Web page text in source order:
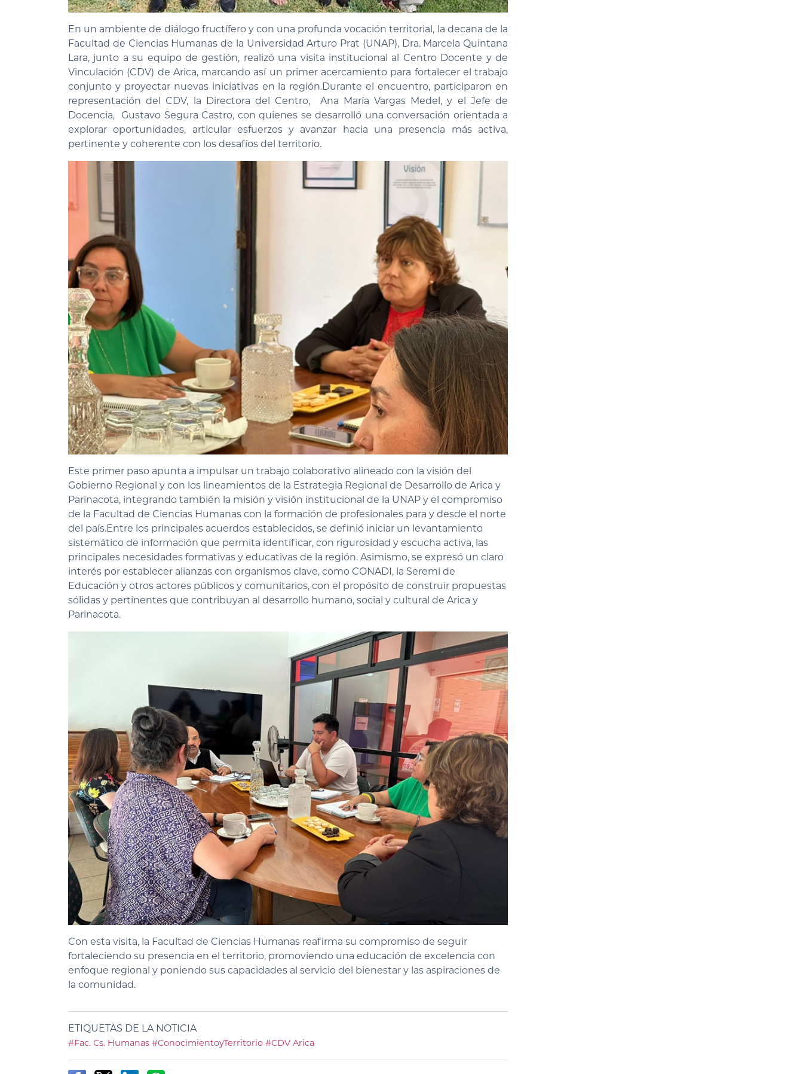
En un ambiente de diálogo fructífero y con una profunda vocación territorial, la decana de la
Facultad de Ciencias Humanas de la Universidad Arturo Prat (UNAP), Dra. Marcela Quintana
Lara, junto a su equipo de gestión, realizó una visita institucional al Centro Docente y de
Vinculación (CDV) de Arica, marcando así un primer acercamiento para fortalecer el trabajo
conjunto y proyectar nuevas iniciativas en la región.Durante el encuentro, participaron en
representación del CDV, la Directora del Centro, Ana María Vargas Medel, y el Jefe de
Docencia, Gustavo Segura Castro, con quienes se desarrolló una conversación orientada a
explorar oportunidades, articular esfuerzos y avanzar hacia una presencia más activa,
pertinente y coherente con los desafíos del territorio.
Este primer paso apunta a impulsar un trabajo colaborativo alineado con la visión del
Gobierno Regional y con los lineamientos de la Estrategia Regional de Desarrollo de Arica y
Parinacota, integrando también la misión y visión institucional de la UNAP y el compromiso
de la Facultad de Ciencias Humanas con la formación de profesionales para y desde el norte
del país.Entre los principales acuerdos establecidos, se definió iniciar un levantamiento
sistemático de información que permita identificar, con rigurosidad y escucha activa, las
principales necesidades formativas y educativas de la región. Asimismo, se expresó un claro
interés por establecer alianzas con organismos clave, como CONADI, la Seremi de
Educación y otros actores públicos y comunitarios, con el propósito de construir propuestas
sólidas y pertinentes que contribuyan al desarrollo humano, social y cultural de Arica y
Parinacota.
Con esta visita, la Facultad de Ciencias Humanas reafirma su compromiso de seguir
fortaleciendo su presencia en el territorio, promoviendo una educación de excelencia con
enfoque regional y poniendo sus capacidades al servicio del bienestar y las aspiraciones de
la comunidad.
ETIQUETAS DE LA NOTICIA
#Fac. Cs. Humanas #ConocimientoyTerritorio #CDV Arica